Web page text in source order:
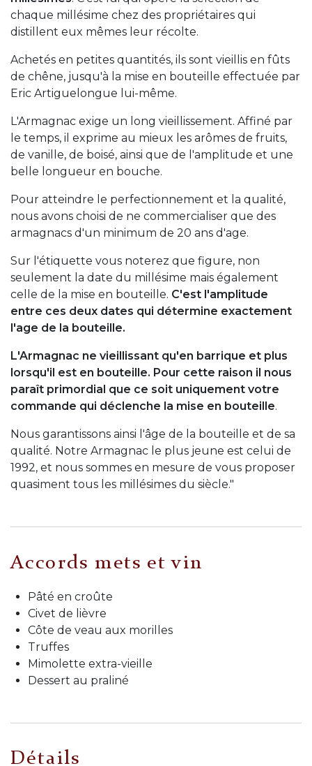
chaque millésime chez des propriétaires qui
distillent eux mêmes leur récolte.
Achetés en petites quantités, ils sont vieillis en fûts
de chêne, jusqu'à la mise en bouteille effectuée par
Eric Artiguelongue lui-même.
L'Armagnac exige un long vieillissement. Affiné par
le temps, il exprime au mieux les arômes de fruits,
de vanille, de boisé, ainsi que de l'amplitude et une
belle longueur en bouche.
Pour atteindre le perfectionnement et la qualité,
nous avons choisi de ne commercialiser que des
armagnacs d'un minimum de 20 ans d'age.
Sur l'étiquette vous noterez que figure, non
seulement la date du millésime mais également
celle de la mise en bouteille. C'est l'amplitude
entre ces deux dates qui détermine exactement
l'age de la bouteille.
L'Armagnac ne vieillissant qu'en barrique et plus
lorsqu'il est en bouteille. Pour cette raison il nous
paraît primordial que ce soit uniquement votre
commande qui déclenche la mise en bouteille.
Nous garantissons ainsi l'âge de la bouteille et de sa
qualité. Notre Armagnac le plus jeune est celui de
1992, et nous sommes en mesure de vous proposer
quasiment tous les millésimes du siècle."
Accords mets et vin
Pâté en croûte
Civet de lièvre
Côte de veau aux morilles
Truffes
Mimolette extra-vieille
Dessert au praliné
Détails